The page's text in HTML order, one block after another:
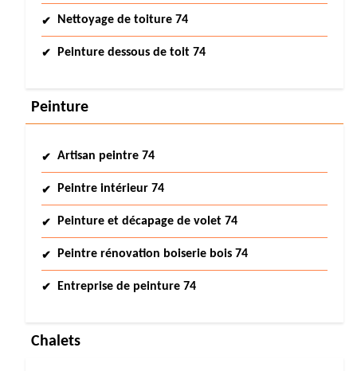
Nettoyage de toiture 74
Peinture dessous de toit 74
Peinture
Artisan peintre 74
Peintre intérieur 74
Peinture et décapage de volet 74
Peintre rénovation boiserie bois 74
Entreprise de peinture 74
Chalets